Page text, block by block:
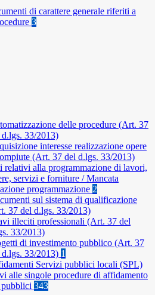
di carattere generale riferiti a
3
delle procedure (Art. 37
d.lgs. 33/2013)
interesse realizzazione opere
(Art. 37 del d.lgs. 33/2013)
relativi alla programmazione di lavori,
servizi e forniture / Mancata
programmazione 2
sul sistema di qualificazione
37 del d.lgs. 33/2013)
illeciti professionali (Art. 37 del
33/2013)
di investimento pubblico (Art. 37
d.lgs. 33/2013) 1
Servizi pubblici locali (SPL)
alle singole procedure di affidamento
343